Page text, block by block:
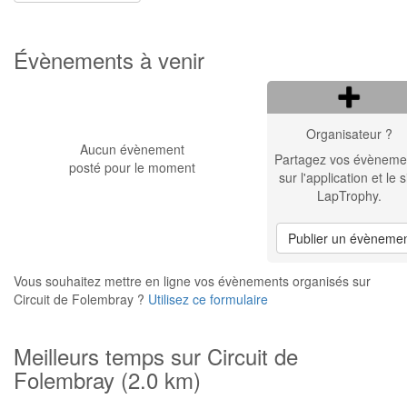
Évènements à venir
Aucun évènement
posté pour le moment
Organisateur ?
Partagez vos
sur l'application et le
LapTrophy.
Publier un
Vous souhaitez mettre en ligne vos évènements organisés sur
Circuit de Folembray ? Utilisez ce formulaire
Meilleurs temps sur Circuit de
Folembray (2.0 km)